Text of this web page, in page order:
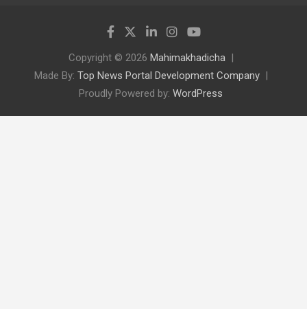
Copyright © 2026 Mahimakhadicha
Made By: Top News Portal Development Company
Proudly Powered by: WordPress